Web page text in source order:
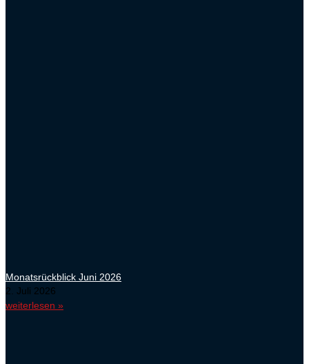
Monatsrückblick Juni 2026
2. Juli 2026
weiterlesen »